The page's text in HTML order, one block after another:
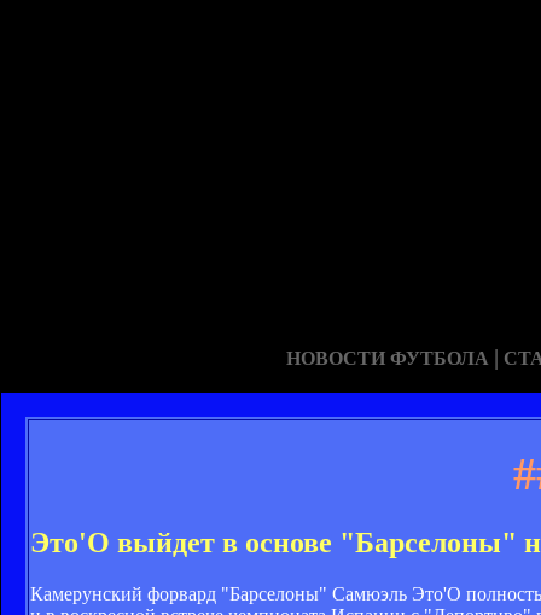
НОВОСТИ ФУТБОЛА |
Это'О выйдет в основе "Барселоны"
Камерунский форвард "Барселоны" Самюэль Это'О